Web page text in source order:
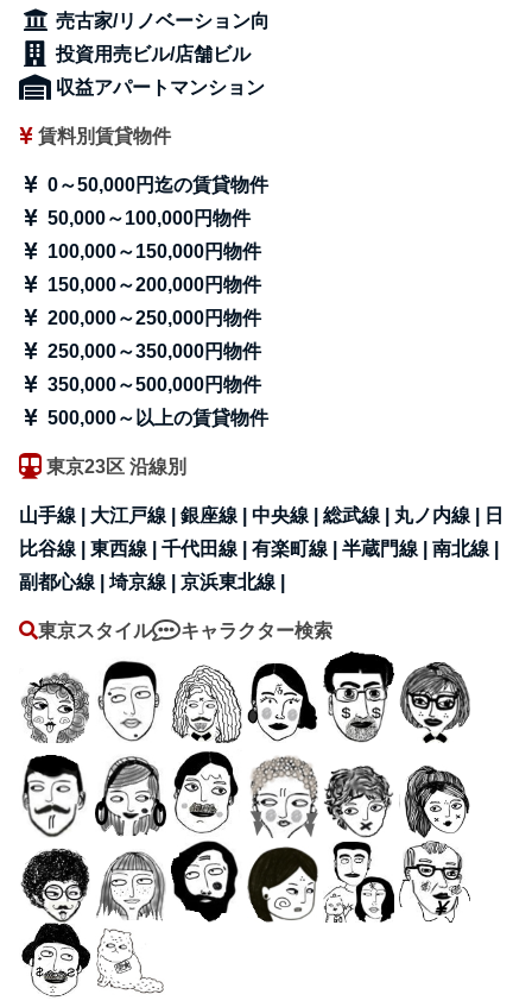
売古家/リノベーション向
投資用売ビル/店舗ビル
収益アパートマンション
賃料別賃貸物件
0～50,000円迄の賃貸物件
50,000～100,000円物件
100,000～150,000円物件
150,000～200,000円物件
200,000～250,000円物件
250,000～350,000円物件
350,000～500,000円物件
500,000～以上の賃貸物件
東京23区 沿線別
山手線 | 大江戸線 |銀座線 |中央線 |総武線 | 丸ノ内線 |
日
比谷線 |東西線 |千代田線 |有楽町線 |半蔵門線 |南北線 |
副都心線 |埼京線 |京浜東北線 |
東京スタイル キャラクター検索